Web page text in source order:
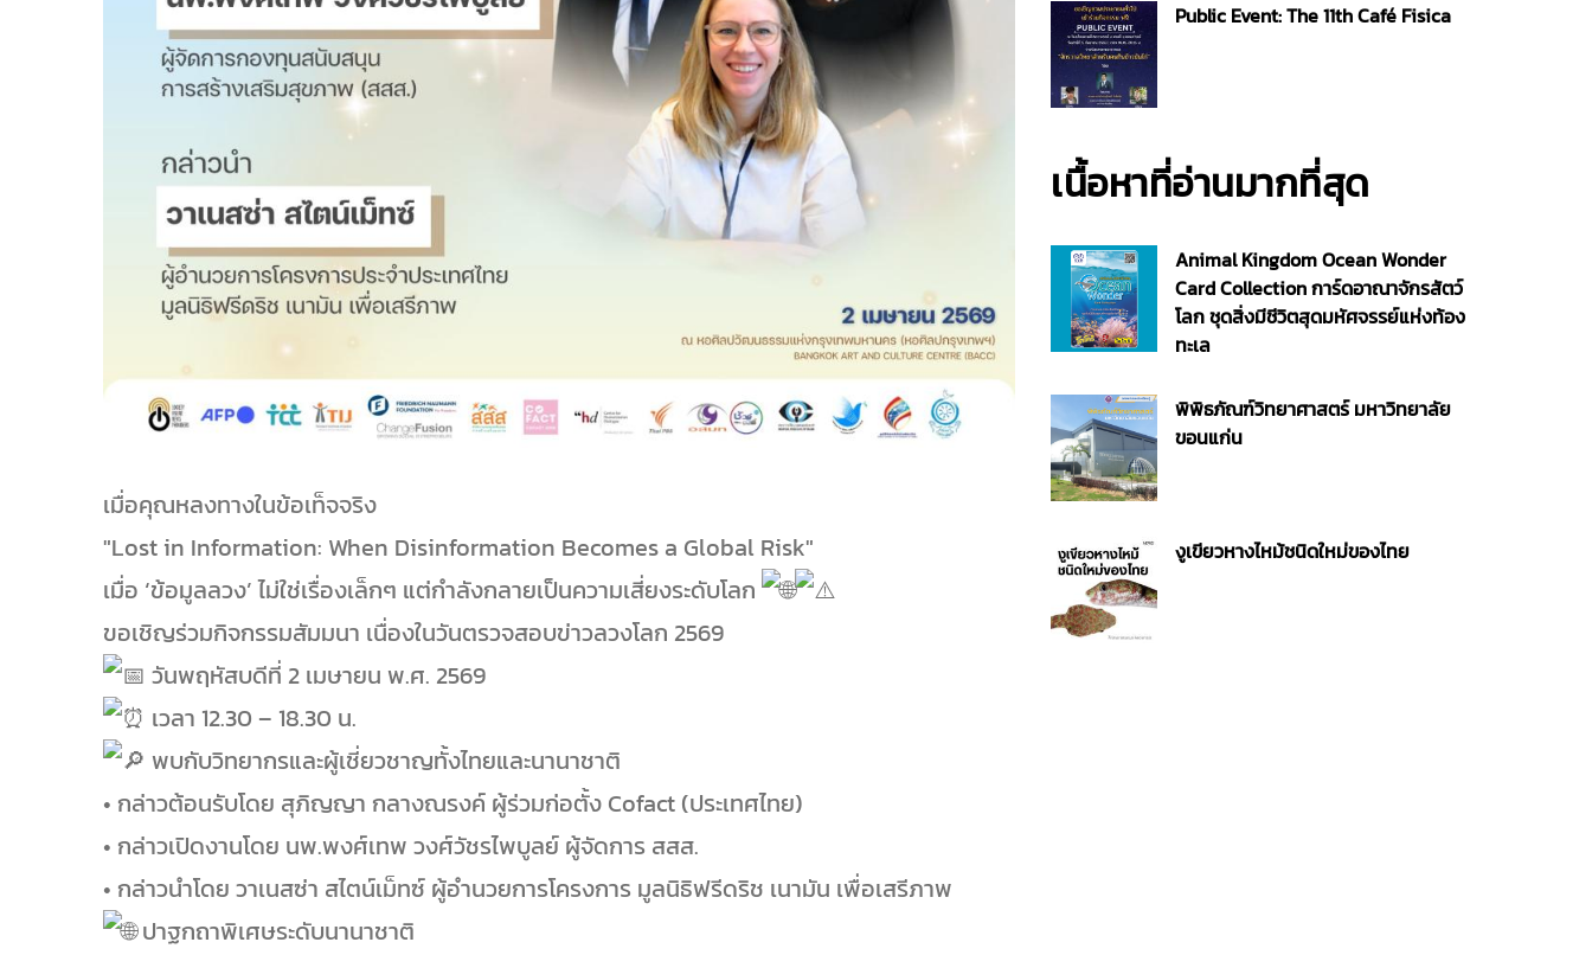
เมื่อคุณหลงทางในข้อเท็จจริง
"Lost in Information: When Disinformation Becomes a Global Risk"
เมื่อ ‘ข้อมูลลวง’ ไม่ใช่เรื่องเล็กๆ แต่กำลังกลายเป็นความเสี่ยงระดับโลก
ขอเชิญร่วมกิจกรรมสัมมนา เนื่องในวันตรวจสอบข่าวลวงโลก 2569
วันพฤหัสบดีที่ 2 เมษายน พ.ศ. 2569
เวลา 12.30 – 18.30 น.
พบกับวิทยากรและผู้เชี่ยวชาญทั้งไทยและนานาชาติ
• กล่าวต้อนรับโดย สุภิญญา กลางณรงค์ ผู้ร่วมก่อตั้ง Cofact (ประเทศไทย)
• กล่าวเปิดงานโดย นพ.พงศ์เทพ วงศ์วัชรไพบูลย์ ผู้จัดการ สสส.
• กล่าวนำโดย วาเนสซ่า สไตน์เม็ทซ์ ผู้อำนวยการโครงการ มูลนิธิฟรีดริช เนามัน เพื่อเสรีภาพ
ปาฐกถาพิเศษระดับนานาชาติ
Public Event: The 11th Café Fisica
เนื้อหาที่อ่านมากที่สุด
Animal Kingdom Ocean Wonder
Card Collection การ์ดอาณาจักรสัตว์
โลก ชุดสิ่งมีชีวิตสุดมหัศจรรย์แห่งท้อง
ทะเล
พิพิธภัณฑ์วิทยาศาสตร์ มหาวิทยาลัย
ขอนแก่น
งูเขียวหางไหม้ชนิดใหม่ของไทย